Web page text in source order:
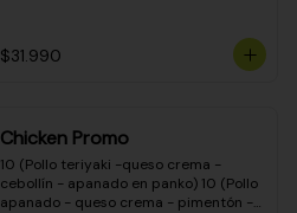
envuelto en queso crema) 10
(Camarón - queso crema - cebollín -
teriyaki - queso crema - cebollín -
envuelto en masa tempura) 10
(Pimentón - queso crema - cebollín -
envuelto en masa tempura)
$31.990
Chicken Promo
10 (Pollo teriyaki -queso crema -
cebollín - apanado en panko) 10 (Pollo
apanado - queso crema - pimentón -